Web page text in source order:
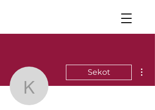
Kitija Izmailova
Sekot